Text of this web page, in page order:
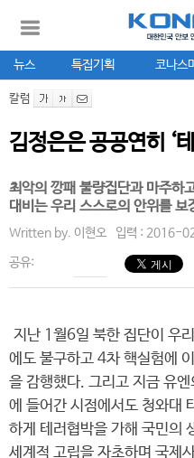
뉴스 특집기획 코나스
칼럼
김정은은 공공연히 ‘
최악의 깡패 불량집단과 마주하
대비는 우리 스스로의 안위를
Written by. 이현오 입력 : 2016-
공유:
지난 1월6일 북한 집단이 우
에도 불구하고 4차 핵실험에
을 감행했다. 그리고 지금 유
에 들어간 시점에서도 청와대
하게 테러협박을 가해 국민의
세계적 고립을 자초하며 국제